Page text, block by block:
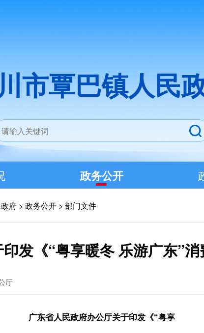
市覃巴镇人民
政务公开
府 > 政务公开 > 部门文件
发《“粤享暖冬 乐游广东”
厅
广东省人民政府办公厅关于印发《“粤享